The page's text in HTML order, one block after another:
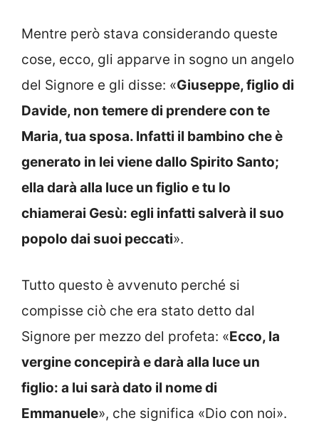
Mentre però stava considerando queste
cose, ecco, gli apparve in sogno un angelo
del Signore e gli disse: «Giuseppe, figlio di
Davide, non temere di prendere con te
Maria, tua sposa. Infatti il bambino che è
generato in lei viene dallo Spirito Santo;
ella darà alla luce un figlio e tu lo
chiamerai Gesù: egli infatti salverà il suo
popolo dai suoi peccati».
Tutto questo è avvenuto perché si
compisse ciò che era stato detto dal
Signore per mezzo del profeta: «Ecco, la
vergine concepirà e darà alla luce un
figlio: a lui sarà dato il nome di
Emmanuele», che significa «Dio con noi».